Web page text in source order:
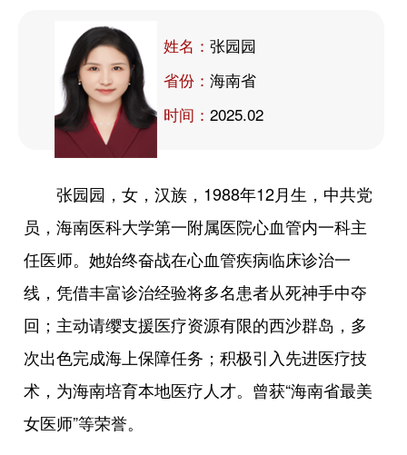
姓名： 张园园
省份： 海南省
时间： 2025.02
张园园，女，汉族，1988年12月生，中共党
员，海南医科大学第一附属医院心血管内一科主
任医师。她始终奋战在心血管疾病临床诊治一
线，凭借丰富诊治经验将多名患者从死神手中夺
回；主动请缨支援医疗资源有限的西沙群岛，多
次出色完成海上保障任务；积极引入先进医疗技
术，为海南培育本地医疗人才。曾获“海南省最美
女医师”等荣誉。